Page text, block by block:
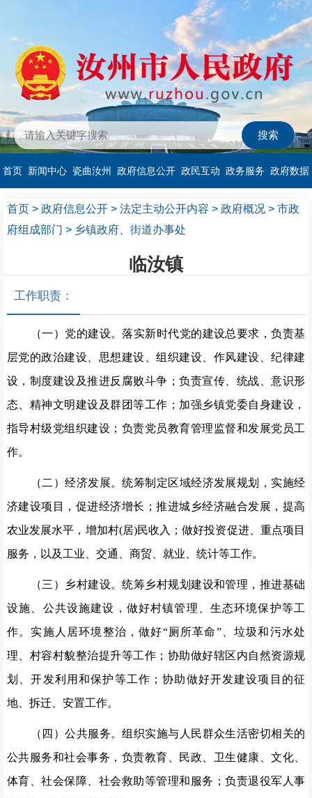
首页 新闻中心 瓷曲汝州 政府信息公开 政民互动 政务服务 政府数据
首页 > 政府信息公开 > 法定主动公开内容 > 政府概况 > 市政
府组成部门 > 乡镇政府、街道办事处
临汝镇
工作职责：
（一）党的建设。落实新时代党的建设总要求，负责基
层党的政治建设、思想建设、组织建设、作风建设、纪律建
设，制度建设及推进反腐败斗争；负责宣传、统战、意识形
态、精神文明建设及群团等工作；加强乡镇党委自身建设，
指导村级党组织建设；负责党员教育管理监督和发展党员工
作。
（二）经济发展。统筹制定区域经济发展规划，实施经
济建设项目，促进经济增长；推进城乡经济融合发展，提高
农业发展水平，增加村(居)民收入；做好投资促进、重点项目
服务，以及工业、交通、商贸、就业、统计等工作。
（三）乡村建设。统筹乡村规划建设和管理，推进基础
设施、公共设施建设，做好村镇管理、生态环境保护等工
作。实施人居环境整治，做好“厕所革命”、垃圾和污水处
理、村容村貌整治提升等工作；协助做好辖区内自然资源规
划、开发利用和保护等工作；协助做好开发建设项目的征
地、拆迁、安置工作。
（四）公共服务。组织实施与人民群众生活密切相关的
公共服务和社会事务，负责教育、民政、卫生健康、文化、
体育、社会保障、社会救助等管理和服务；负责退役军人事